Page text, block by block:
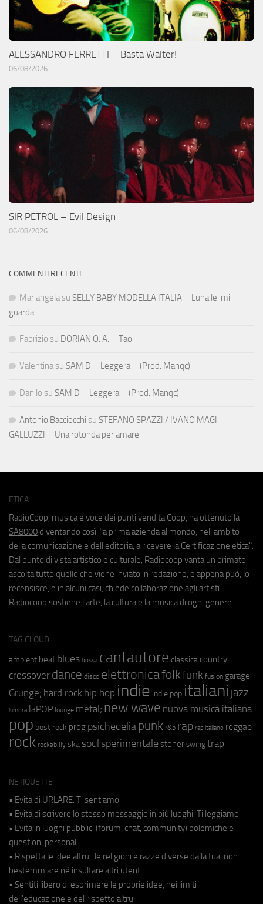
ALESSANDRO FERRETTI – Basta Walter!
06/08/2026
SIR PETROL – Evil Design
06/08/2026
COMMENTI RECENTI
Mariangela su SELLY BABY MODELLA ITALIA – Luna lei mi
guarda
Fabrizio su DORIAN O. A. – Tao
Valentina su SAM D – Leggera – (Prod. Manqc)
Danilo su SAM D – Leggera – (Prod. Manqc)
Antonio Bacciocchi su STEFANO SPAZZI / IVANO MAGI
GALLUZZI – Una rotonda per amare
ETICA
RadioCoop, musica e voce dei punti vendita Coop, ha ottenuto la
SA8000 diventando così "la prima azienda al mondo, nell'ambito
della comunicazione e dell'editoria, a ricevere la Certificazione etica".
Dal punto di vista artistico e culturale, Radiocoop vanta un primato:
ascolta tutto quello che viene inviato in redazione, e appena può, lo
recensisce, e in alcuni casi, chiede collaborazione agli artisti.
Radiocoop sostiene l'arte, la cultura e la musica di ogni genere.
TAG CLOUD
ambient beat blues bossa cantautore classica country
crossover dance disco elettronicafolkfunk fusion garage
Grunge; hard rock hip hop indie indie pop italiani jazz
kimura laPOP lounge metal; new wave nuova musica italiana
pop post rock prog psichedeliapunk r&b rap rap italiano reggae
rock rockabilly ska soul sperimentale stoner swing trap
NETIQUETTE
• Evita di URLARE. Ti sentiamo.
• Evita di scrivere lo stesso messaggio in più luoghi. Ti leggiamo.
• Evita in luoghi pubblici (forum, chat, community) polemiche e
questioni personali.
• Rispetta le idee altrui, le religioni e razze diverse dalla tua, non
bestemmiare né insultare altri utenti.
• Sentiti libero di esprimere le proprie idee, nei limiti
dell'educazione e del rispetto altrui.